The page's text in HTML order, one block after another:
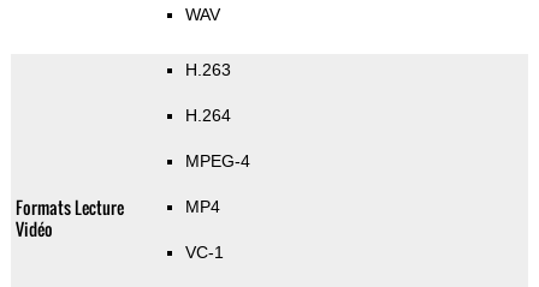
WAV
Formats Lecture
Vidéo
H.263
H.264
MPEG-4
MP4
VC-1